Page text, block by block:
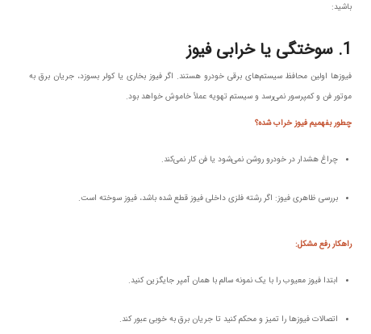
باشید:
1. سوختگی یا خرابی فیوز
فیوزها اولین محافظ سیستم‌های برقی خودرو هستند. اگر فیوز بخاری یا کولر بسوزد، جریان برق به
موتور فن و کمپرسور نمی‌رسد و سیستم تهویه عملاً خاموش خواهد بود.
چطور بفهمیم فیوز خراب شده؟
چراغ هشدار در خودرو روشن نمی‌شود یا فن کار نمی‌کند.
بررسی ظاهری فیوز: اگر رشته فلزی داخلی فیوز قطع شده باشد، فیوز سوخته است.
راهکار رفع مشکل:
ابتدا فیوز معیوب را با یک نمونه سالم با همان آمپر جایگزین کنید.
اتصالات فیوزها را تمیز و محکم کنید تا جریان برق به خوبی عبور کند.